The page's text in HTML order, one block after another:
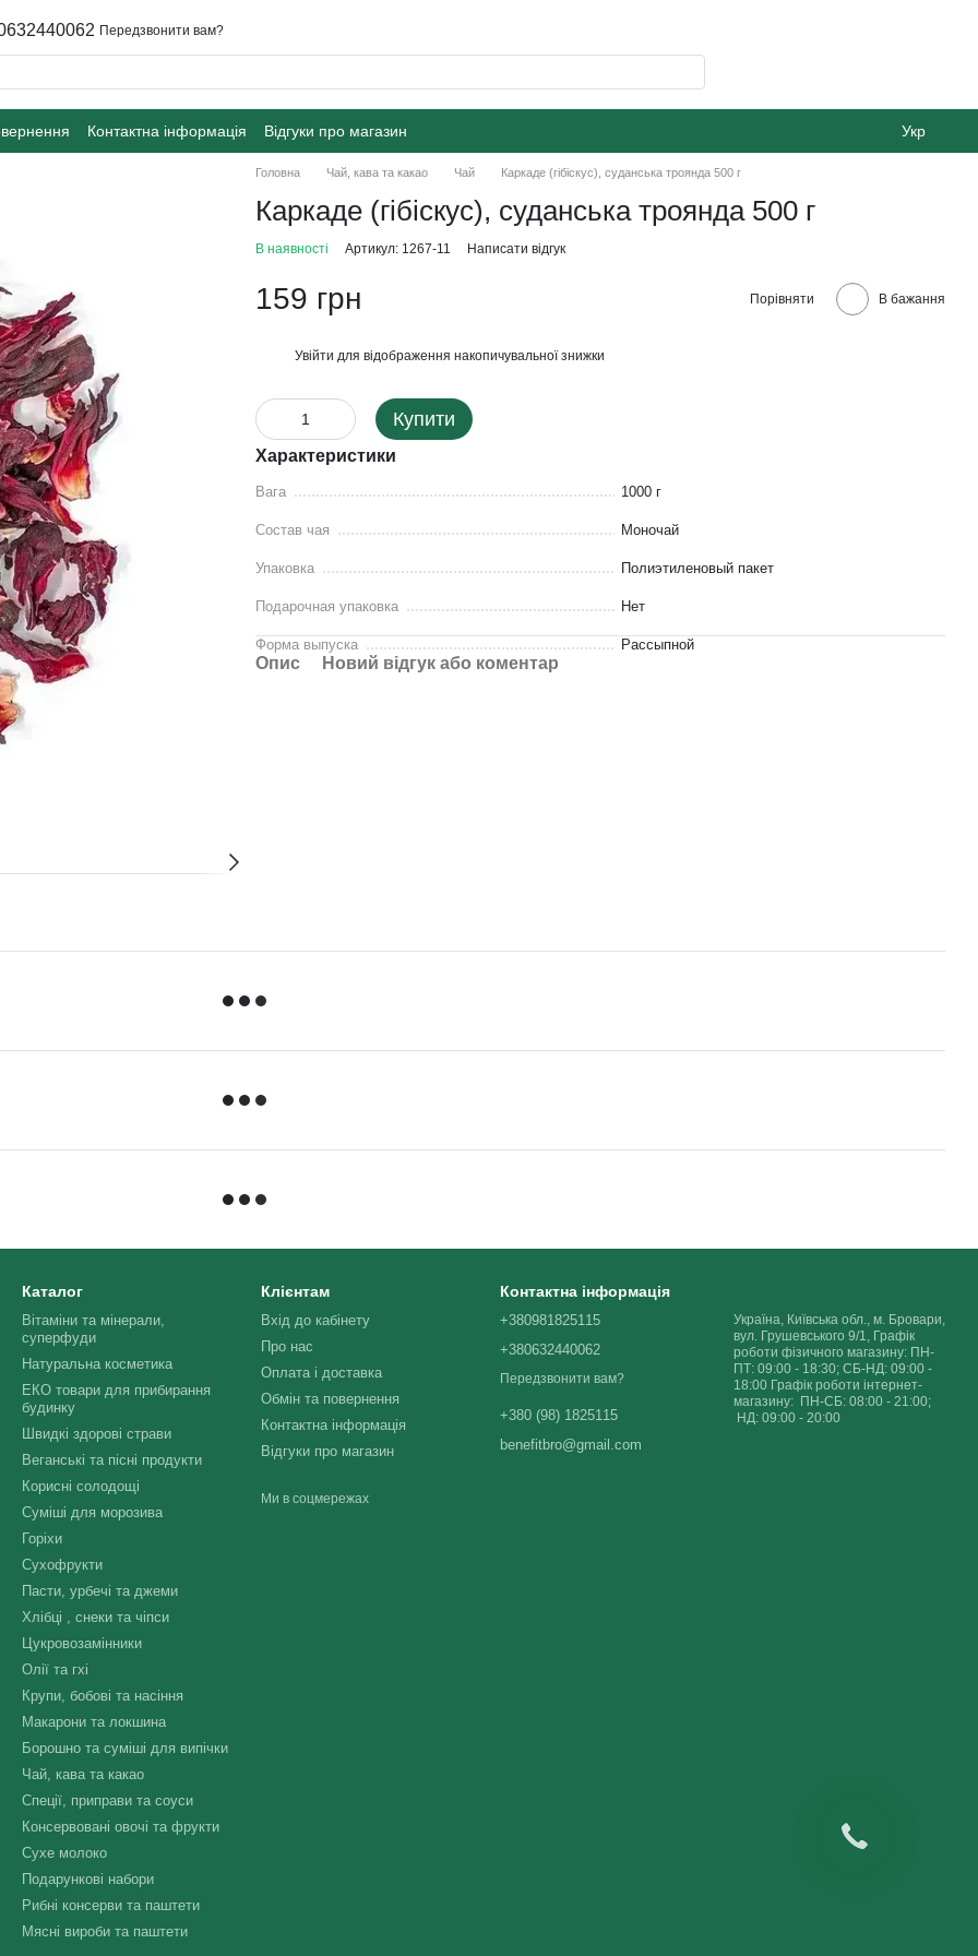
Передзвонити вам?
Контактна інформація Відгуки про магазин Укр
Головна Чай, кава та какао Чай Каркаде (гібіскус), суданська троянда 500 г
Каркаде (гібіскус), суданська троянда 500 г
В наявності Артикул: 1267-11 Написати відгук
159 грн Порівняти В бажання
Увійти для відображення накопичувальної знижки
Купити
Характеристики
Вага 1000 г
Состав чая Моночай
Упаковка Полиэтиленовый пакет
Подарочная упаковка Нет
Форма выпуска Рассыпной
Опис Новий відгук або коментар
Каталог
Вітаміни та мінерали,
суперфуди
Натуральна косметика
ЕКО товари для прибирання
будинку
Швидкі здорові страви
Веганські та пісні продукти
Корисні солодощі
Суміші для морозива
Горіхи
Сухофрукти
Пасти, урбечі та джеми
Хлібці , снеки та чіпси
Цукровозамінники
Олії та гхі
Крупи, бобові та насіння
Макарони та локшина
Борошно та суміші для випічки
Чай, кава та какао
Спеції, приправи та соуси
Консервовані овочі та фрукти
Сухе молоко
Подарункові набори
Рибні консерви та паштети
Мясні вироби та паштети
Клієнтам
Вхід до кабінету
Про нас
Оплата і доставка
Обмін та повернення
Контактна інформація
Відгуки про магазин
Ми в соцмережах
Контактна інформація
+380981825115
+380632440062
Передзвонити вам?
+380 (98) 1825115
benefitbro@gmail.com
Україна, Київська обл., м. Бровари,
вул. Грушевського 9/1, Графік
роботи фізичного магазину: ПН-
ПТ: 09:00 - 18:30; СБ-НД: 09:00 -
18:00 Графік роботи інтернет-
магазину: ПН-СБ: 08:00 - 21:00;
НД: 09:00 - 20:00